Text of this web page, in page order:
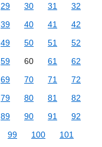
29 30 31
32
39 40 41
42
49 50 51
52
59 60 61
62
69 70 71
72
79 80 81
82
89 90 91
92
99 100
101